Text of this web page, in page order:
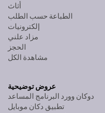
أثاث
الطباعة حسب الطلب
إلكترونيات
مزاد علني
الحجز
مشاهدة الكل
عروض توضيحية
دوكان وورد البرنامج المساعد
تطبيق دكان موبايل